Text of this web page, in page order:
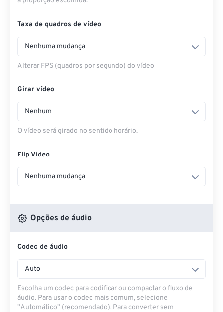
Taxa de quadros de vídeo
Nenhuma mudança
Alterar FPS (quadros por segundo) do vídeo
Girar vídeo
Nenhum
O vídeo será girado no sentido horário.
Flip Video
Nenhuma mudança
Opções de áudio
Codec de áudio
Auto
Escolha um codec para codificar ou compactar o fluxo de
áudio. Para usar o codec mais comum, selecione
"Automático" (recomendado). Para converter sem